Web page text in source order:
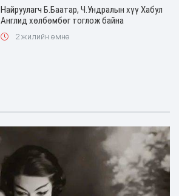
Найруулагч Б.Баатар, Ч.Ундралын хүү Хабул
Англид хөлбөмбөг тоглож байна
2 жилийн өмнө